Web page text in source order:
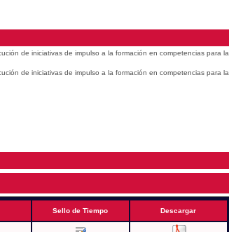
de iniciativas de impulso a la formación en competencias para la
de iniciativas de impulso a la formación en competencias para la
Sello de Tiempo Descargar